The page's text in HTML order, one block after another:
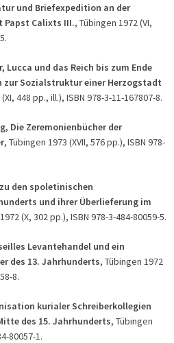
und Briefexpedition an der
Papst Calixts III., Tübingen 1972 (VI,
Lucca und das Reich bis zum Ende
zur Sozialstruktur einer Herzogstadt
448 pp., ill.), ISBN 978-3-11-167807-8.
Die Zeremonienbücher der
, Tübingen 1973 (XVII, 576 pp.), ISBN 978-
den spoletinischen
und ihrer Überlieferung im
(X, 302 pp.), ISBN 978-3-484-80059-5.
Levantehandel und ein
des 13. Jahrhunderts, Tübingen 1972
8.
kurialer Schreiberkollegien
des 15. Jahrhunderts, Tübingen
80057-1.